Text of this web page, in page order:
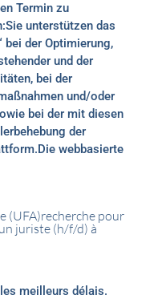
Termin zu
unterstützen das
bei der Optimierung,
und der
bei der
und/oder
bei der mit diesen
der
webbasierte
(UFA)recherche pour
juriste (h/f/d) à
meilleurs délais.